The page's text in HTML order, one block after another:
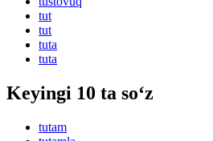
tut
tut
tuta
tuta
Keyingi 10 ta so‘z
tutam